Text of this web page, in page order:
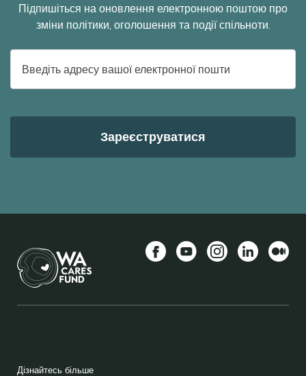
Підпишіться на оновлення електронною поштою про
зміни політики, оголошення та події спільноти.
електронної
пошти
Дізнайтесь більше